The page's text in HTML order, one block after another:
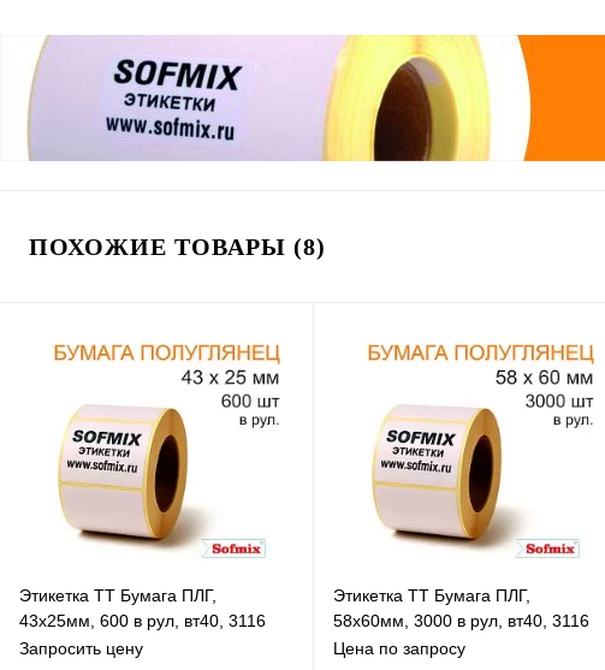
ПОХОЖИЕ ТОВАРЫ (8)
Этикетка ТТ Бумага ПЛГ,
43х25мм, 600 в рул, вт40, 3116
Запросить цену
Этикетка ТТ Бумага ПЛГ,
58х60мм, 3000 в рул, вт40, 3116
Цена по запросу